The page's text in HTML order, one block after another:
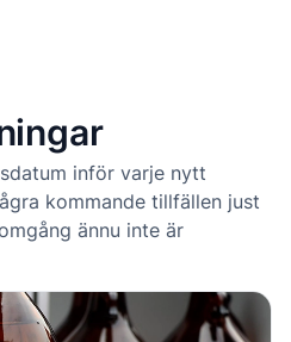
inför varje nytt
kommande tillfällen just
ännu inte är